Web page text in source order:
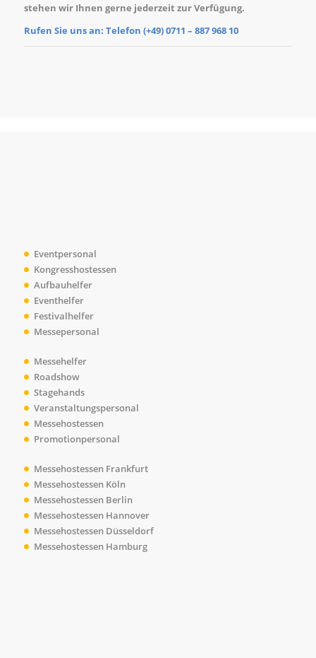
stehen wir Ihnen gerne jederzeit zur Verfügung.
Rufen Sie uns an: Telefon (+49)0711 – 887 968 10
Eventpersonal
Kongresshostessen
Aufbauhelfer
Eventhelfer
Festivalhelfer
Messepersonal
Messehelfer
Roadshow
Stagehands
Veranstaltungspersonal
Messehostessen
Promotionpersonal
Messehostessen Frankfurt
Messehostessen Köln
Messehostessen Berlin
Messehostessen Hannover
Messehostessen Düsseldorf
Messehostessen Hamburg